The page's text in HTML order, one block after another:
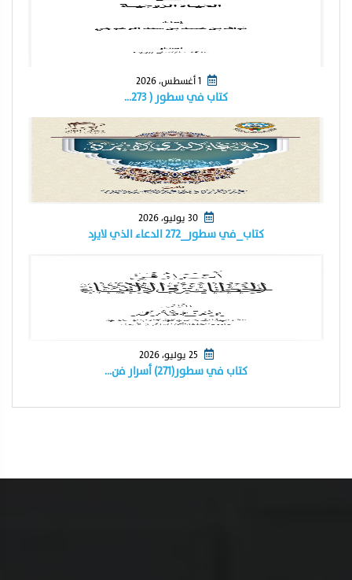
1 أغسطس، 2026
كتاب في سطور ( ٢٧٣…
كتاب_في سطور_٢٧٢ الدعاء الذي لايرد
كتاب في سطور(٢٧١) أسرار فن…